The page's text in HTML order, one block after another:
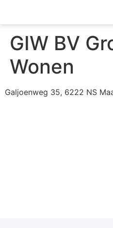
GIW BV
Wonen
Galjoenweg 35, 6222 NS